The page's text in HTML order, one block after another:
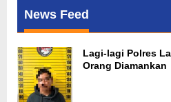
News Feed
Lagi-lagi Polres
Orang Diamankan